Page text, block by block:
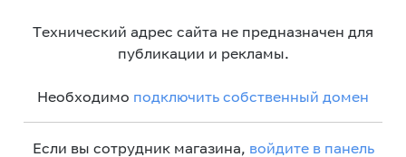
Технический адрес сайта не предназначен для
публикации и рекламы.
Необходимо подключить собственный домен
Если вы сотрудник магазина, войдите в панель